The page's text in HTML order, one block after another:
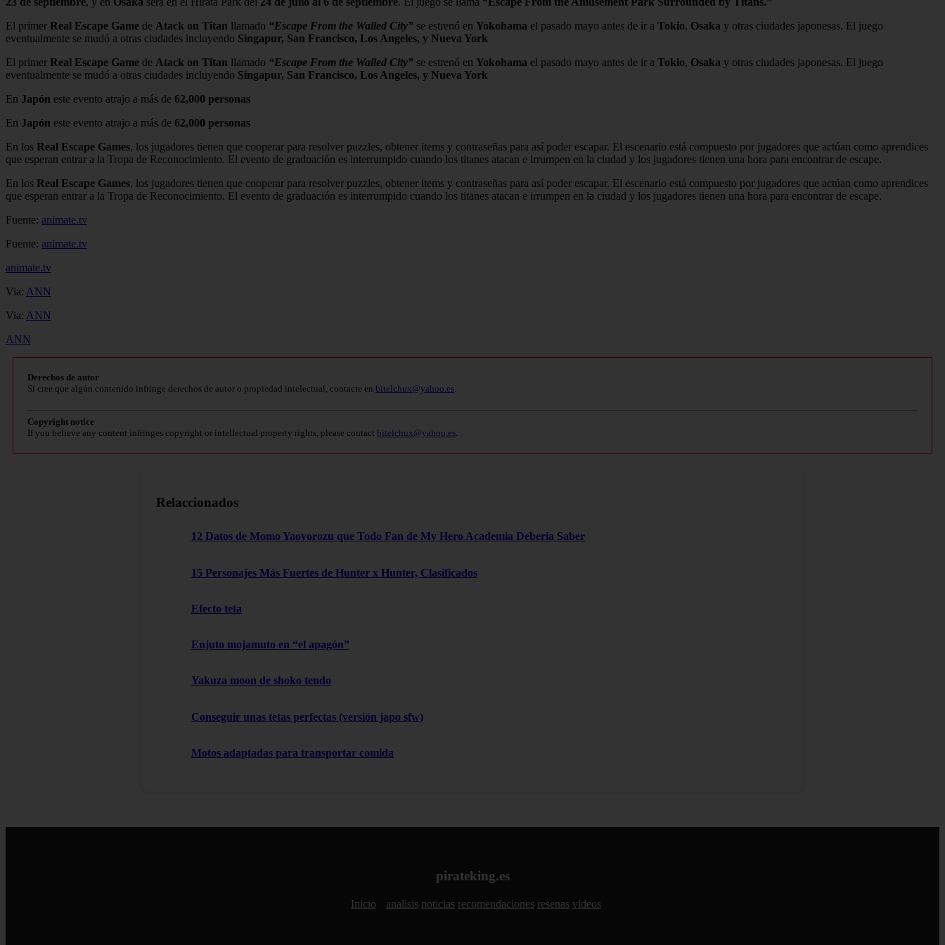
El primer Real Escape Game de Atack on Titan llamado “Escape From the Walled City” se estrenó en Yokohama el pasado mayo antes de ir a Tokio, Osaka y otras ciudades japonesas. El juego
eventualmente se mudó a otras ciudades incluyendo Singapur, San Francisco, Los Angeles, y Nueva York
El primer Real Escape Game de Atack on Titan llamado “Escape From the Walled City” se estrenó en Yokohama el pasado mayo antes de ir a Tokio, Osaka y otras ciudades japonesas. El juego
eventualmente se mudó a otras ciudades incluyendo Singapur, San Francisco, Los Angeles, y Nueva York
En Japón este evento atrajo a más de 62,000 personas
En Japón este evento atrajo a más de 62,000 personas
En los Real Escape Games, los jugadores tienen que cooperar para resolver puzzles, obtener items y contraseñas para así poder escapar. El escenario está compuesto por jugadores que actúan como aprendices
que esperan entrar a la Tropa de Reconocimiento. El evento de graduación es interrumpido cuando los titanes atacan e irrumpen en la ciudad y los jugadores tienen una hora para encontrar de escape.
En los Real Escape Games, los jugadores tienen que cooperar para resolver puzzles, obtener items y contraseñas para así poder escapar. El escenario está compuesto por jugadores que actúan como aprendices
que esperan entrar a la Tropa de Reconocimiento. El evento de graduación es interrumpido cuando los titanes atacan e irrumpen en la ciudad y los jugadores tienen una hora para encontrar de escape.
Fuente: animate.tv
Fuente: animate.tv
animate.tv
Via: ANN
Via: ANN
ANN
Derechos de autor
Si cree que algún contenido infringe derechos de autor o propiedad intelectual, contacte en bitelchux@yahoo.es
Copyright notice
If you believe any content infringes copyright or intellectual property rights, please contact bitelchux@yahoo.es
Relaccionados
12 Datos de Momo Yaoyorozu que Todo Fan de My Hero Academia Debería Saber
15 Personajes Más Fuertes de Hunter x Hunter, Clasificados
Efecto teta
Enjuto mojamuto en “el apagón”
Yakuza moon de shoko tendo
Conseguir unas tetas perfectas (versión japo sfw)
Motos adaptadas para transportar comida
pirateking.es
Inicio analisis noticias recomendaciones resenas videos